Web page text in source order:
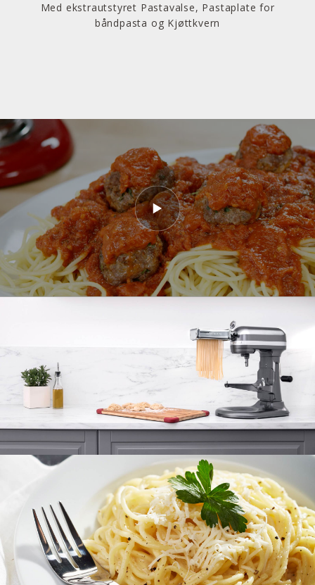
Med ekstrautstyret Pastavalse, Pastaplate for
båndpasta og Kjøttkvern